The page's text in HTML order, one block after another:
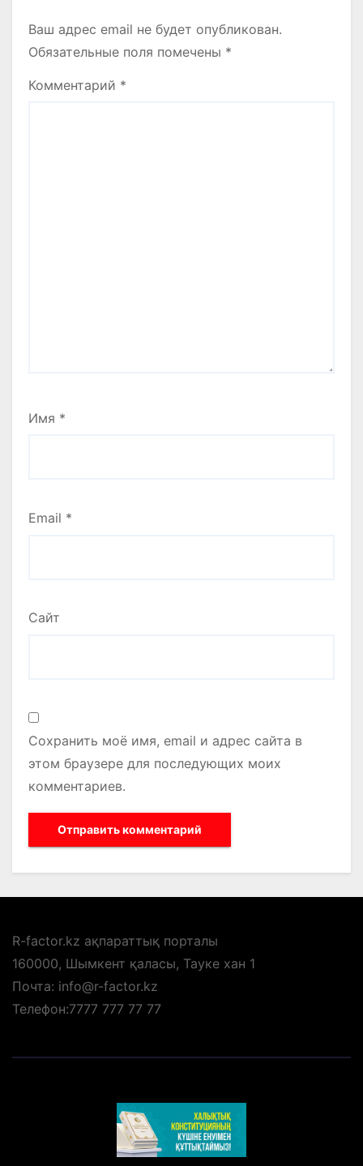
Ваш адрес email не будет опубликован.
Обязательные поля помечены *
Комментарий *
Имя *
Email *
Сайт
Сохранить моё имя, email и адрес сайта в
этом браузере для последующих моих
комментариев.
R-factor.kz ақпараттық порталы
160000, Шымкент қаласы, Тауке хан 1
Почта: info@r-factor.kz
Телефон:7777 777 77 77